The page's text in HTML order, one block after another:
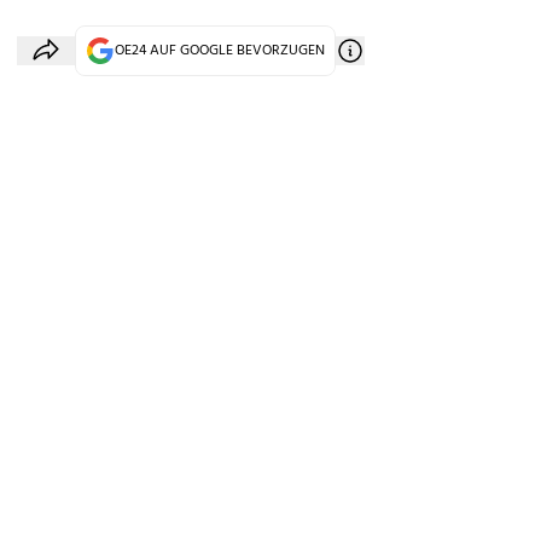
OE24 AUF GOOGLE BEVORZUGEN